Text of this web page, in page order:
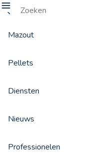
Mazout
Pellets
Diensten
Nieuws
Professionelen
De
dalen
Al maandenlang
zet zich deze week